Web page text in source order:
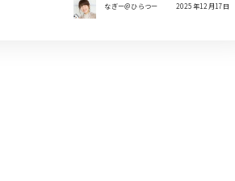
なぎー＠ひらつー 2025年12月17日